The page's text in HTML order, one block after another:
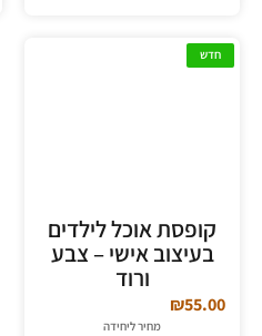
חדש
קופסת אוכל לילדים
בעיצוב אישי – צבע
ורוד
₪55.00
מחיר ליחידה